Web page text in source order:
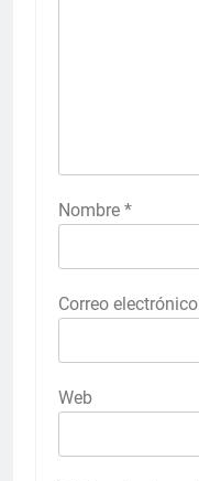
Nombre *
Correo electrónico
Web